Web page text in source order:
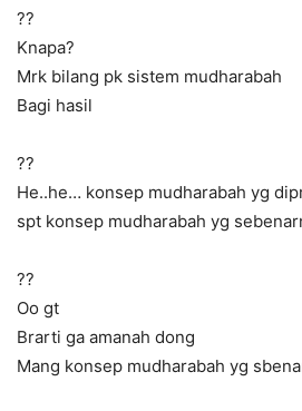
?‍?
Knapa?
Mrk bilang pk sistem mudharabah
Bagi hasil
??
He..he… konsep mudharabah yg
spt konsep mudharabah yg
?‍?
Oo gt
Brarti ga amanah dong
Mang konsep mudharabah yg